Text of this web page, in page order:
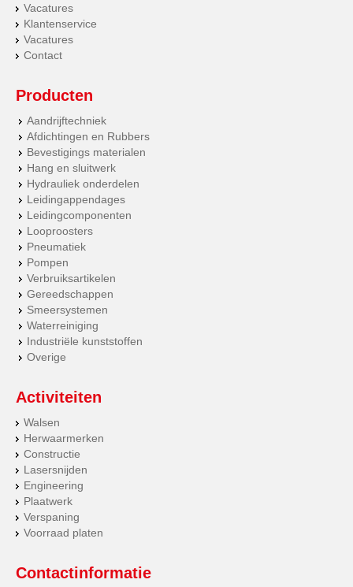
Vacatures
Klantenservice
Vacatures
Contact
Producten
Aandrijftechniek
Afdichtingen en Rubbers
Bevestigings materialen
Hang en sluitwerk
Hydrauliek onderdelen
Leidingappendages
Leidingcomponenten
Looproosters
Pneumatiek
Pompen
Verbruiksartikelen
Gereedschappen
Smeersystemen
Waterreiniging
Industriële kunststoffen
Overige
Activiteiten
Walsen
Herwaarmerken
Constructie
Lasersnijden
Engineering
Plaatwerk
Verspaning
Voorraad platen
Contactinformatie